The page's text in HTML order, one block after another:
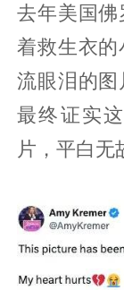
去年美国
着救生衣
流眼泪的
最终证实
片，平白无